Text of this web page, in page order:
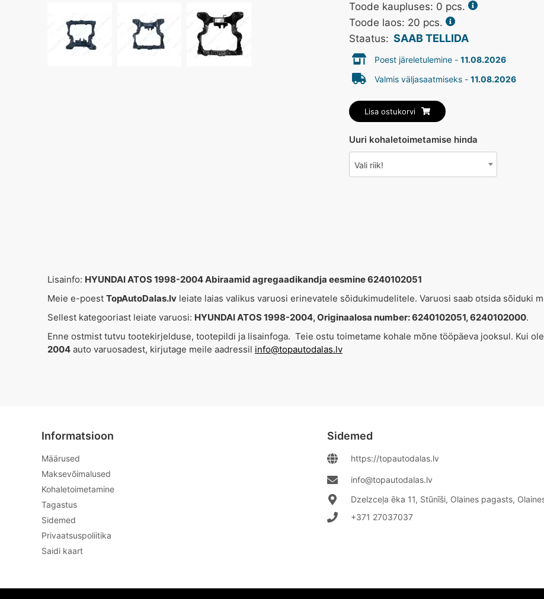
Toode kaupluses: 0 pcs.
Toode laos: 20 pcs.
Staatus: SAAB TELLIDA
Poest järeletulemine -11.08.2026
Valmis väljasaatmiseks -11.08.2026
Lisa ostukorvi
Uuri kohaletoimetamise hinda
Vali riik!
Lisainfo: HYUNDAI ATOS 1998-2004 Abiraamid agregaadikandja eesmine 6240102051
Meie e-poest TopAutoDalas.lv leiate laias valikus varuosi erinevatele sõidukimudelitele. Varuosi saab otsida sõiduki
Sellest kategooriast leiate varuosi: HYUNDAI ATOS 1998-2004, Originaalosa number: 6240102051, 6240102000.
Enne ostmist tutvu tootekirjelduse, tootepildi ja lisainfoga. Teie ostu toimetame kohale mõne tööpäeva jooksul. Kui
2004 auto varuosadest, kirjutage meile aadressil info@topautodalas.lv
Informatsioon
Määrused
Maksevõimalused
Kohaletoimetamine
Tagastus
Sidemed
Privaatsuspoliitika
Saidi kaart
Sidemed
https://topautodalas.lv
info@topautodalas.lv
Dzelzceļa ēka 11, Stūnīši, Olaines pagasts,
+371 27037037‬